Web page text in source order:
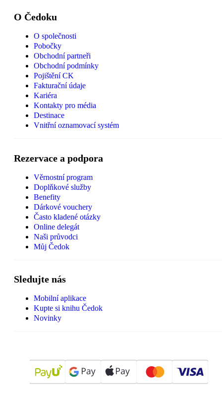
O Čedoku
O společnosti
Pobočky
Obchodní partneři
Obchodní podmínky
Pojištění CK
Fakturační údaje
Kariéra
Kontakty pro média
Destinace
Vnitřní oznamovací systém
Rezervace a podpora
Věrnostní program
Doplňkové služby
Benefity
Dárkové vouchery
Často kladené otázky
Online delegát
Naši průvodci
Můj Čedok
Sledujte nás
Mobilní aplikace
Kupte si knihu Čedok
Novinky